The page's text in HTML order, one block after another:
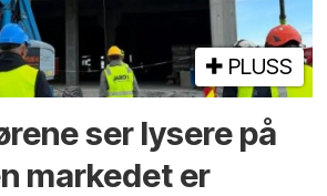
PLUSS
ser lysere på
markedet er